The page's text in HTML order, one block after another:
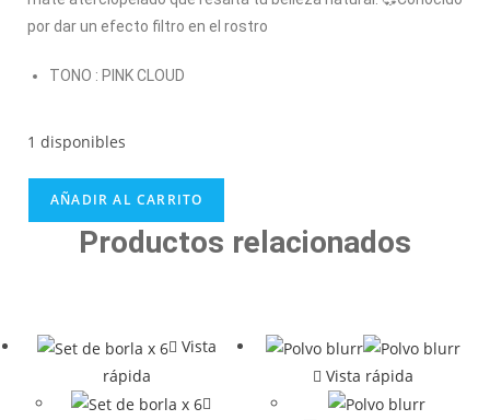
por dar un efecto filtro en el rostro
TONO : PINK CLOUD
1 disponibles
AÑADIR AL CARRITO
Productos relacionados
Vista
rápida
Vista rápida